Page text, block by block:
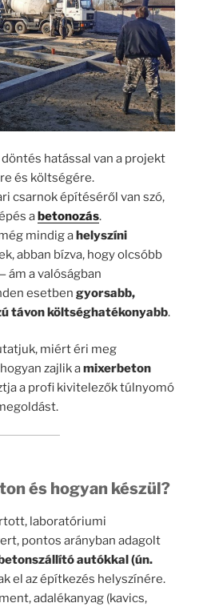
hatással van a projekt
és költségére.
csarnok építéséről van szó,
abetonozás.
mindig ahelyszíni
abban bízva, hogy olcsóbb
ám a valóságban
esetben gyorsabb,
távon költséghatékonyabb.
miért éri meg
zajlik amixerbeton
a profi kivitelezők túlnyomó
és hogyan készül?
laboratóriumi
pontos arányban adagolt
autókkal (ún.
el az építkezés helyszínére.
adalékanyag (kavics,